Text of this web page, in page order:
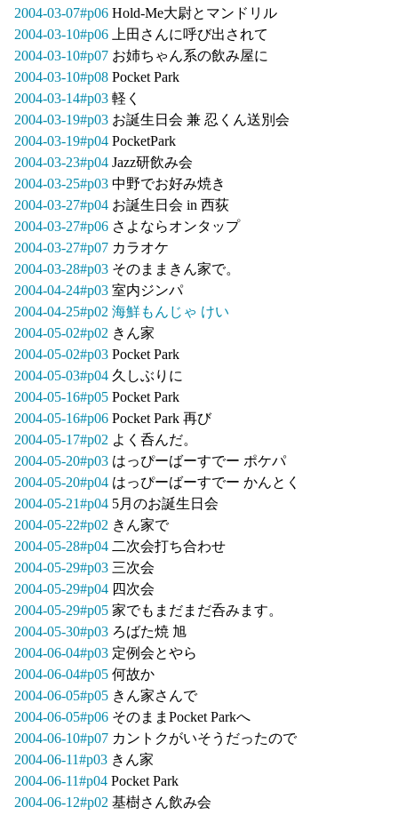
2004-03-07#p06 Hold-Me大尉とマンドリル
2004-03-10#p06 上田さんに呼び出されて
2004-03-10#p07 お姉ちゃん系の飲み屋に
2004-03-10#p08 Pocket Park
2004-03-14#p03 軽く
2004-03-19#p03 お誕生日会 兼 忍くん送別会
2004-03-19#p04 PocketPark
2004-03-23#p04 Jazz研飲み会
2004-03-25#p03 中野でお好み焼き
2004-03-27#p04 お誕生日会 in 西荻
2004-03-27#p06 さよならオンタップ
2004-03-27#p07 カラオケ
2004-03-28#p03 そのままきん家で。
2004-04-24#p03 室内ジンパ
2004-04-25#p02 海鮮もんじゃ けい
2004-05-02#p02 きん家
2004-05-02#p03 Pocket Park
2004-05-03#p04 久しぶりに
2004-05-16#p05 Pocket Park
2004-05-16#p06 Pocket Park 再び
2004-05-17#p02 よく呑んだ。
2004-05-20#p03 はっぴーばーすでー ポケパ
2004-05-20#p04 はっぴーばーすでー かんとく
2004-05-21#p04 5月のお誕生日会
2004-05-22#p02 きん家で
2004-05-28#p04 二次会打ち合わせ
2004-05-29#p03 三次会
2004-05-29#p04 四次会
2004-05-29#p05 家でもまだまだ呑みます。
2004-05-30#p03 ろばた焼 旭
2004-06-04#p03 定例会とやら
2004-06-04#p05 何故か
2004-06-05#p05 きん家さんで
2004-06-05#p06 そのままPocket Parkへ
2004-06-10#p07 カントクがいそうだったので
2004-06-11#p03 きん家
2004-06-11#p04 Pocket Park
2004-06-12#p02 基樹さん飲み会